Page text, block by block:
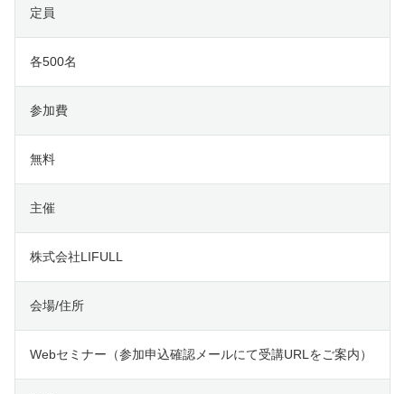
定員
各500名
参加費
無料
主催
株式会社LIFULL
会場/住所
Webセミナー（参加申込確認メールにて受講URLをご案内）